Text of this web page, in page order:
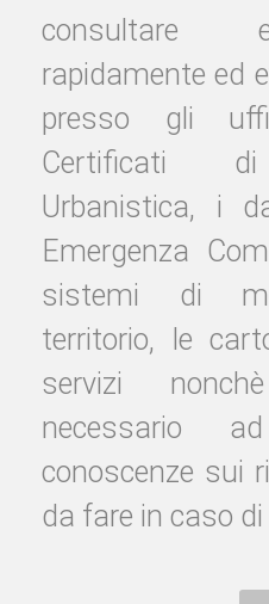
consultare
rapidamente ed
presso gli
Certificati di
Urbanistica, i
Emergenza
sistemi di
territorio, le
servizi
necessario
conoscenze sui
da fare in caso